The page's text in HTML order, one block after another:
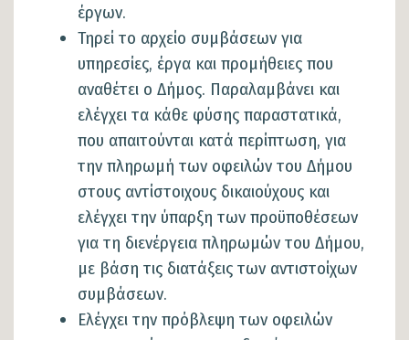
έργων.
Τηρεί το αρχείο συμβάσεων για
υπηρεσίες, έργα και προμήθειες που
αναθέτει ο Δήμος. Παραλαμβάνει και
ελέγχει τα κάθε φύσης παραστατικά,
που απαιτούνται κατά περίπτωση, για
την πληρωμή των οφειλών του Δήμου
στους αντίστοιχους δικαιούχους και
ελέγχει την ύπαρξη των προϋποθέσεων
για τη διενέργεια πληρωμών του Δήμου,
με βάση τις διατάξεις των αντιστοίχων
συμβάσεων.
Ελέγχει την πρόβλεψη των οφειλών